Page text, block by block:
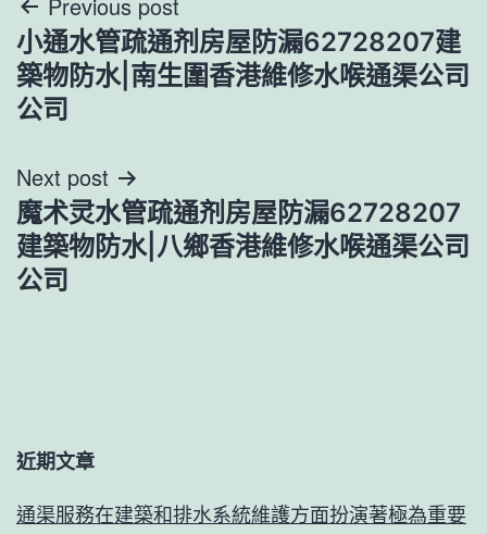
文
章
導
覽
小通水管疏通剂房屋防漏62728207建
築物防水|南生圍香港維修水喉通渠公司
公司
Next post
魔术灵水管疏通剂房屋防漏62728207
建築物防水|八鄉香港維修水喉通渠公司
公司
近期文章
通渠服務在建築和排水系統維護方面扮演著極為重要